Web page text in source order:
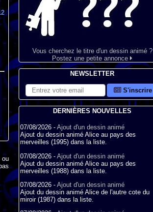
ou
Vous cherchez le titre d'un dessin animé ?
Postez une petite annonce
NEWSLETTER
S'inscrire
DERNIÈRES NOUVELLES
07/08/2026 - Ajout d'un dessin animé
Ajout du dessin animé Alice au pays des
merveilles (1995) dans la liste.
07/08/2026 - Ajout d'un dessin animé
Ajout du dessin animé Alice au pays des
merveilles (1988) dans la liste.
07/08/2026 - Ajout d'un dessin animé
Ajout du dessin animé Alice de l'autre cote du
miroir (1987) dans la liste.